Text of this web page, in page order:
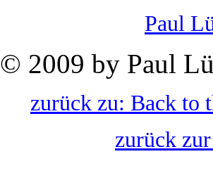
Paul
© 2009 by Paul
zurück zu: Back to
zurück